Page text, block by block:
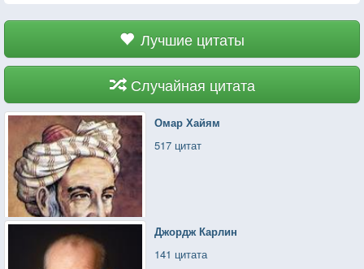
Лучшие цитаты
Случайная цитата
Омар Хайям
517 цитат
Джордж Карлин
141 цитата